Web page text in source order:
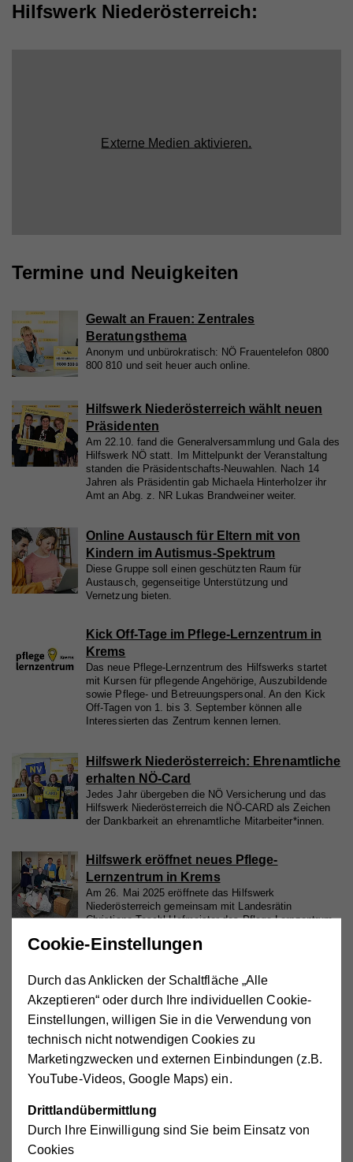
Hilfswerk Niederösterreich:
Externe Medien aktivieren.
Termine und Neuigkeiten
Gewalt an Frauen: Zentrales
Beratungsthema
Anonym und unbürokratisch: NÖ Frauentelefon 0800
800 810 und seit heuer auch online.
Hilfswerk Niederösterreich wählt neuen
Präsidenten
Am 22.10. fand die Generalversammlung und Gala des
Hilfswerk NÖ statt. Im Mittelpunkt der Veranstaltung
standen die Präsidentschafts-Neuwahlen. Nach 14
Jahren als Präsidentin gab Michaela Hinterholzer ihr
Amt an Abg. z. NR Lukas Brandweiner weiter.
Online Austausch für Eltern mit von
Kindern im Autismus-Spektrum
Diese Gruppe soll einen geschützten Raum für
Austausch, gegenseitige Unterstützung und
Vernetzung bieten.
Kick Off-Tage im Pflege-Lernzentrum in
Krems
Das neue Pflege-Lernzentrum des Hilfswerks startet
mit Kursen für pflegende Angehörige, Auszubildende
sowie Pflege- und Betreuungspersonal. An den Kick
Off-Tagen von 1. bis 3. September können alle
Interessierten das Zentrum kennen lernen.
Hilfswerk Niederösterreich: Ehrenamtliche
erhalten NÖ-Card
Jedes Jahr übergeben die NÖ Versicherung und das
Hilfswerk Niederösterreich die NÖ-CARD als Zeichen
der Dankbarkeit an ehrenamtliche Mitarbeiter*innen.
Hilfswerk eröffnet neues Pflege-
Lernzentrum in Krems
Am 26. Mai 2025 eröffnete das Hilfswerk
Niederösterreich gemeinsam mit Landesrätin
Christiane Teschl-Hofmeister das Pflege-Lernzentrum
1 ... 4 5 6 ... 16
Zeitleiste: Chronik des Vereins
Hilfswerk Hollabrunn
Cookie-Einstellungen
Durch das Anklicken der Schaltfläche „Alle
Akzeptieren“ oder durch Ihre individuellen Cookie-
Einstellungen, willigen Sie in die Verwendung von
technisch nicht notwendigen Cookies zu
Marketingzwecken und externen Einbindungen (z.B.
YouTube-Videos, Google Maps) ein.
Drittlandübermittlung
Durch Ihre Einwilligung sind Sie beim Einsatz von
Cookies